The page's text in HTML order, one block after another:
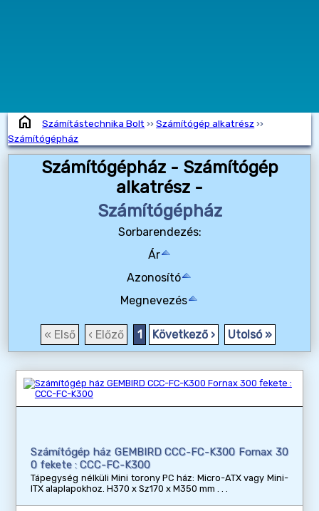
home Számítástechnika Bolt ››Számítógép alkatrész››
Számítógépház
Számítógépház - Számítógép
alkatrész -
Számítógépház
Sorbarendezés:
Ár
Azonosító
Megnevezés
« Első ‹ Előző 1 Következő › Utolsó »
Számítógép ház GEMBIRD CCC-FC-K300 Fornax 30
0 fekete : CCC-FC-K300
Tápegység nélküli Mini torony PC ház: Micro-ATX vagy Mini-
ITX alaplapokhoz. H370 x Sz170 x M350 mm